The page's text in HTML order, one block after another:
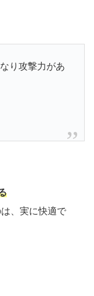
り攻撃力があ
、実に快適で